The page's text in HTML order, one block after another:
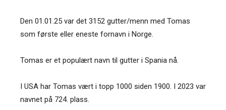
Den 01.01.25 var det 3152 gutter/menn med Tomas
som første eller eneste fornavn i Norge.
Tomas er et populært navn til gutter i Spania nå.
I USA har Tomas vært i topp 1000 siden 1900. I 2023 var
navnet på 724. plass.